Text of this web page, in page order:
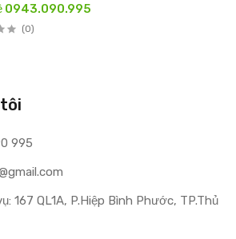
0943.090.995
(0)
995
167 QL1A, P.Hiệp Bình Phước, TP.Thủ